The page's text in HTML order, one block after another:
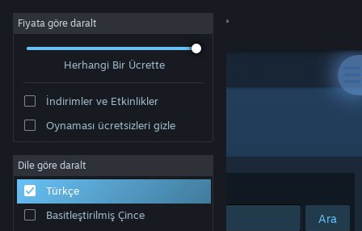
Giriş yap
Hakkında
Destek
Fiyata göre daralt
Herhangi Bir Ücrette
İndirimler ve Etkinlikler
Oynaması ücretsizleri gizle
Dile göre daralt
Türkçe
Basitleştirilmiş Çince
Geliştirici: 👁️
Sırala Uygunluk
Ara